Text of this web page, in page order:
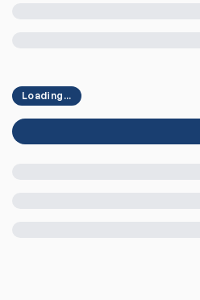
Loading...